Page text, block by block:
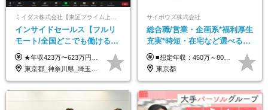
インサイドセールス【フルリ
モート/全国どこでも働ける】
未経験OK*土日祝休み*残業少
なめ*在宅勤務手当あり
★年収423万〜623万円のモデルあり（想定時間外手当10時間分含む） ★半年に一度ドカンと支給のボーナスあり（半年に1度最大150万円） 月給25万円〜＋各種手当＋インセンティブ ＊リモートワーク手当（4000円/月） ＊リモートワーク一時金（1万5000円） ＊残業手当全額支給 ※経験・スキルにより月給を決定します ※試用期間：2ヵ月あり。期間中の雇用形態・給与・待遇に変更はありません 《頑張りはインセンティブとして還元！》 当社は5段階の評価制度を導入。 半期に1回の評価で最高ランク（5点）を獲得したメンバーには、 150万円のインセンティブを支給！ これが半年に一度のインセンティブとして支給されるため、 成果を出した分だけまとまった収入を得られる仕組みです。 【固定残業代について】 なし（残業代は、実際の労働時間に応じて別途全額支給）
東京都_神奈川県_埼玉県_千葉県_大阪府_愛知県_北海道_青森県_岩手県_宮城県_秋田県_山形県_福島県_茨城県_栃木県_群馬県_新潟県_山梨県_長野県_富山県_石川県_福井県_静岡県_岐阜県_三重県_兵庫県_京都府_滋賀県_奈良県_和歌山県_広島県_岡山県_鳥取県_島根県_山口県_徳島県_香川県_愛媛県_高知県_福岡県_熊本県_佐賀県_長崎県_大分県_宮崎県_鹿児島県_沖縄県
サイボウズ株式会社
総合職/営業・企画系*福利厚生
充実*時短・在宅など選べる働
き方*賞与年2回
■想定年収：450万～800万円（基本給12ヶ月分＋賞与2ヶ月分） ※上記想定年収はフルタイムの働き方を想定しています。 それ以外の働き方（勤務日数、時短、固定残業時間数の変更など）の場合 上記想定年収の支給を確約するものではありません ※賞与は全社の業績に応じて変動の可能性があります ※ご経験・スキルを考慮のうえ、当社規定により優遇します （試用期間3ヶ月有/給与・待遇に差異なし） ■昇給年1回 ■賞与年2回（2月・8月）
東京都